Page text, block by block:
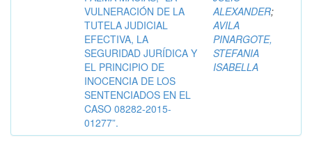
VULNERACIÓN DE LA
TUTELA JUDICIAL
EFECTIVA, LA
SEGURIDAD JURÍDICA Y
EL PRINCIPIO DE
INOCENCIA DE LOS
SENTENCIADOS EN EL
CASO 08282-2015-
01277”.
ALEXANDER;
AVILA
PINARGOTE,
STEFANIA
ISABELLA